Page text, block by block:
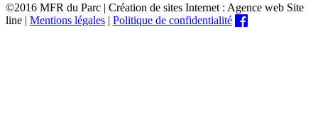
©2016 MFR du Parc | Création de sites Internet : Agence web Site
line | Mentions légales | Politique de confidentialité